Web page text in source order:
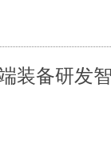
装备研发